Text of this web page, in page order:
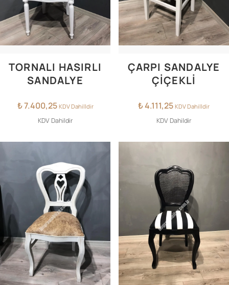
TORNALI HASIRLI
SANDALYE
₺7.400,25 KDV Dahilldir
KDV Dahildir
ÇARPI SANDALYE
ÇİÇEKLİ
₺4.111,25 KDV Dahilldir
KDV Dahildir